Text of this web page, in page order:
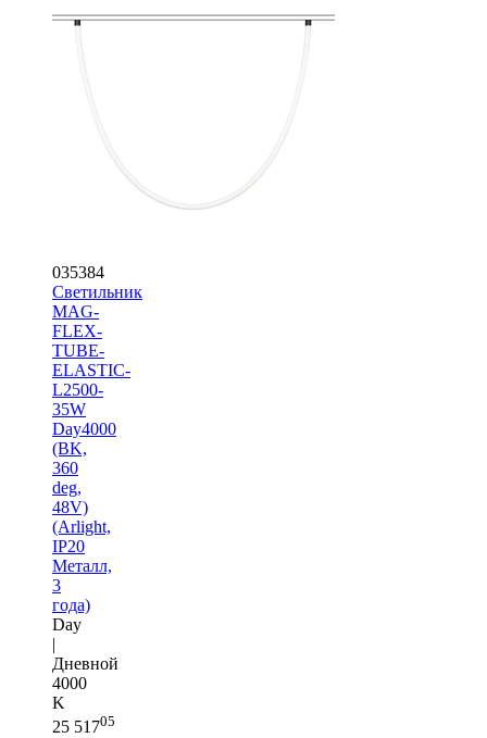
035384
Светильник
MAG-
FLEX-
TUBE-
ELASTIC-
L2500-
35W
Day4000
(BK,
360
deg,
48V)
(Arlight,
IP20
Металл,
3
года)
Day
|
Дневной
4000
K
25 51705